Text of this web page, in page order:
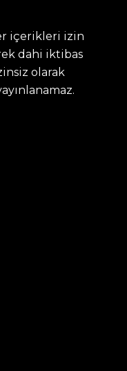
içerikleri izin
dahi iktibas
olarak